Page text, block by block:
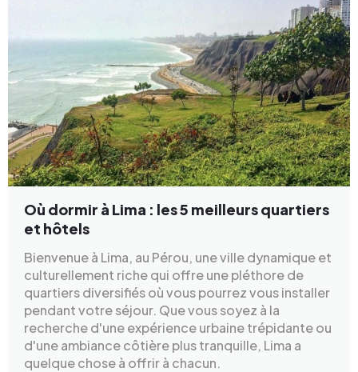
Où dormir à Lima : les 5 meilleurs quartiers
et hôtels
Bienvenue à Lima, au Pérou, une ville dynamique et
culturellement riche qui offre une pléthore de
quartiers diversifiés où vous pourrez vous installer
pendant votre séjour. Que vous soyez à la
recherche d'une expérience urbaine trépidante ou
d'une ambiance côtière plus tranquille, Lima a
quelque chose à offrir à chacun.